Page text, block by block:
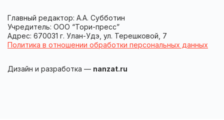
Главный редактор: А.А. Субботин
Учредитель: ООО “Тори-пресс”
Адрес: 670031 г. Улан-Удэ, ул. Терешковой, 7
Политика в отношении обработки персональных данных
Дизайн и разработка — nanzat.ru